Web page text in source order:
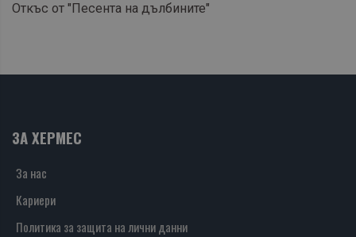
Откъс от "Песента на дълбините"
ЗА ХЕРМЕС
За нас
Кариери
Политика за защита на лични данни